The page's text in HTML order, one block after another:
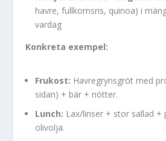
havre, fullkornsris, quinoa) i
vardag
Konkreta exempel:
Frukost: Havregrynsgröt med
sidan) + bär + nötter.
Lunch: Lax/linser + stor sallad
olivolja.